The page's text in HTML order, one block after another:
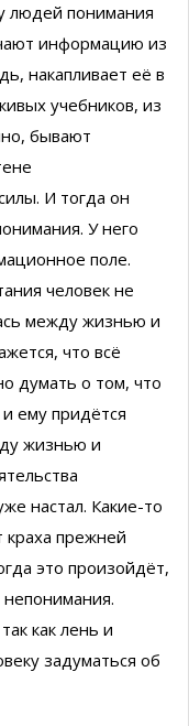
людей понимания
информацию из
накапливает её в
учебников, из
бывают
И тогда он
У него
поле.
человек не
между жизнью и
что всё
думать о том, что
ему придётся
жизнью и
настал. Какие-то
краха прежней
это произойдёт,
как лень и
задуматься об